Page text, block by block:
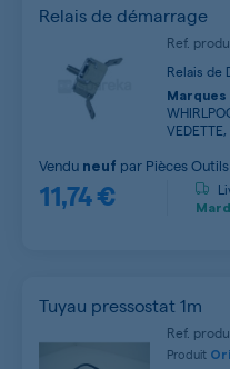
Relais de démarrage
Ref.
Relais de
VEDETTE,
11,74 €
Vendu neuf par Pièces Outils
Tuyau pressostat 1m
Ref.
Produit